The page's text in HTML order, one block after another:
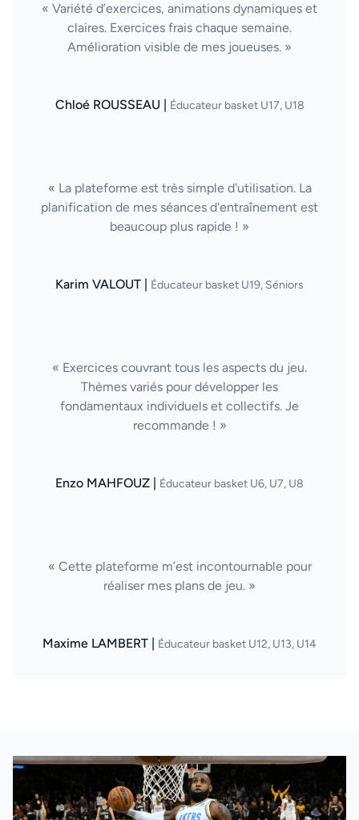
« Variété d’exercices, animations dynamiques et
claires. Exercices frais chaque semaine.
Amélioration visible de mes joueuses. »
Chloé ROUSSEAU | Éducateur basket U17, U18
« La plateforme est très simple d'utilisation. La
planification de mes séances d'entraînement est
beaucoup plus rapide ! »
Karim VALOUT | Éducateur basket U19, Séniors
« Exercices couvrant tous les aspects du jeu.
Thèmes variés pour développer les
fondamentaux individuels et collectifs. Je
recommande ! »
Enzo MAHFOUZ | Éducateur basket U6, U7, U8
« Cette plateforme m’est incontournable pour
réaliser mes plans de jeu. »
Maxime LAMBERT | Éducateur basket U12, U13, U14